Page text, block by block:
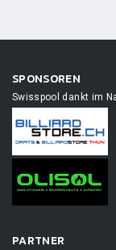
SPONSOREN
Swisspool dankt im
PARTNER